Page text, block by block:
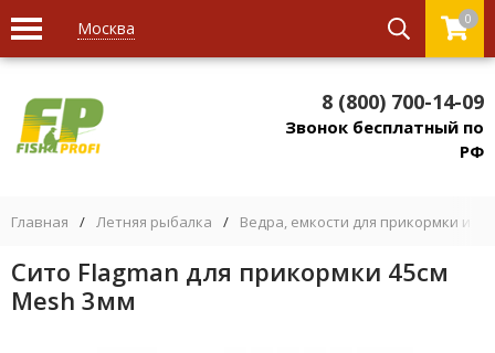
Москва 0
8 (800) 700-14-09
Звонок бесплатный по
РФ
Главная / Летняя рыбалка / Ведра, емкости для прикормки и
Сито Flagman для прикормки 45см
Mesh 3мм